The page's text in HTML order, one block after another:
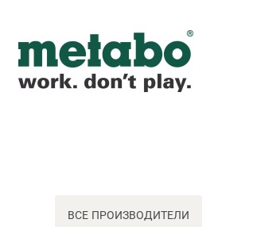
ВСЕ ПРОИЗВОДИТЕЛИ